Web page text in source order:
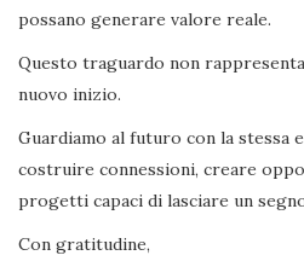
possano generare valore reale.
Questo traguardo non
nuovo inizio.
Guardiamo al futuro con la stessa
costruire connessioni, creare
progetti capaci di lasciare un
Con gratitudine,